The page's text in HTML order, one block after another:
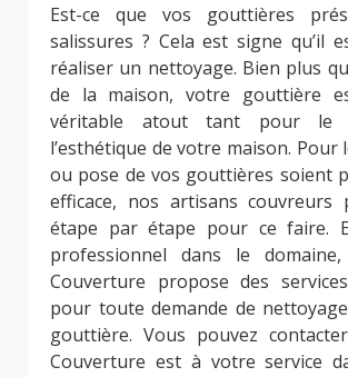
Est-ce que vos gouttières
salissures ? Cela est signe qu’il
réaliser un nettoyage. Bien plus
de la maison, votre gouttière
véritable atout tant pour le
l’esthétique de votre maison. Pour
ou pose de vos gouttières soient
efficace, nos artisans couvreurs
étape par étape pour ce faire.
professionnel dans le
Couverture propose des
pour toute demande de
gouttière. Vous pouvez
Couverture est à votre service